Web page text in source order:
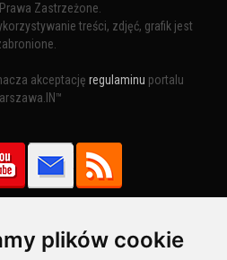
plików cookie
Zastrzeżone.
treści, zdjęć, grafik jest
akceptację regulaminu portalu
obsługuje: